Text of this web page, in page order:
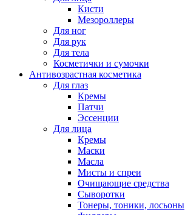
Кисти
Мезороллеры
Для ног
Для рук
Для тела
Косметички и сумочки
Антивозрастная косметика
Для глаз
Кремы
Патчи
Эссенции
Для лица
Кремы
Маски
Масла
Мисты и спреи
Очищающие средства
Сыворотки
Тонеры, тоники, лосьоны